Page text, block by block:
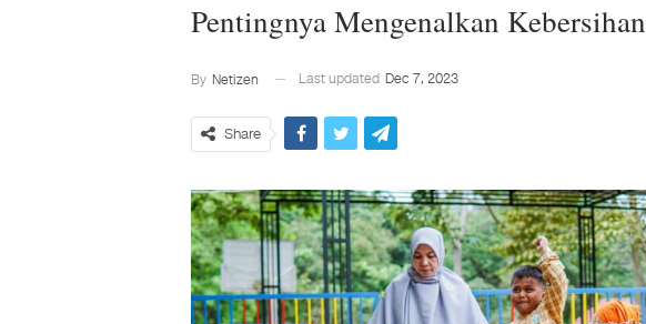
Pentingnya Mengenalkan
By Netizen Last updated Dec 7, 2023
Share